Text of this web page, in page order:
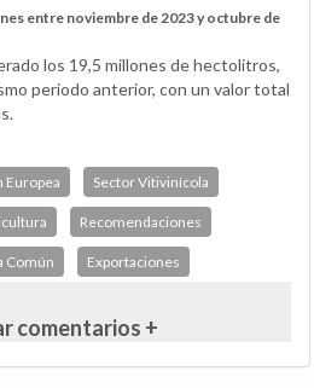
entre noviembre de 2023 y octubre de
los 19,5 millones de hectolitros,
periodo anterior, con un valor total
Europea Sector Vitivinícola
Recomendaciones
Común Exportaciones
comentarios +